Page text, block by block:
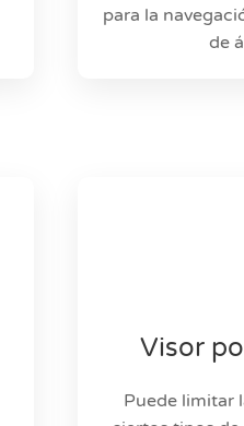
para la
de
Visor
Puede limitar